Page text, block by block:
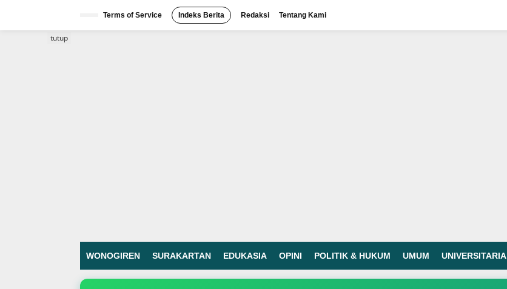
Terms of Service Indeks Berita Redaksi Tentang Kami
WONOGIREN SURAKARTAN EDUKASIA OPINI POLITIK & HUKUM UMUM UNIVERSITARIA
tutup